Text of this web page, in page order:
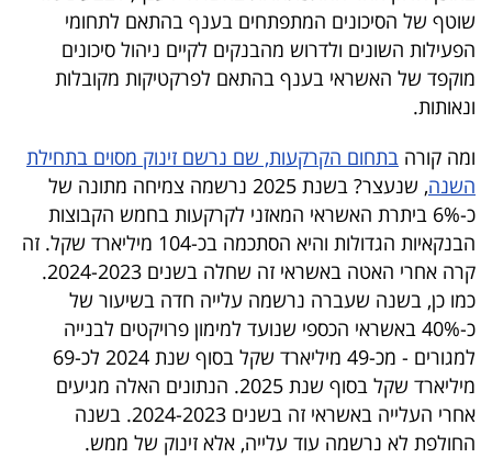
דרושים
ניוזלטרים
מייל
אדום
פרסמו
באייס
עקבו
שוטף של הסיכונים המתפתחים בענף בהתאם לתחומי
הפעילות השונים ולדרוש מהבנקים לקיים ניהול סיכונים
מוקפד של האשראי בענף בהתאם לפרקטיקות מקובלות
ונאותות.
ומה קורה בתחום הקרקעות, שם נרשם זינוק מסוים בתחילת
השנה
, שנעצר? בשנת 2025 נרשמה צמיחה מתונה של
כ-6% ביתרת האשראי המאזני לקרקעות בחמש הקבוצות
הבנקאיות הגדולות והיא הסתכמה בכ-104 מיליארד שקל. זה
קרה אחרי האטה באשראי זה שחלה בשנים 2024-2023.
כמו כן, בשנה שעברה נרשמה עלייה חדה בשיעור של
כ-40% באשראי הכספי שנועד למימון פרויקטים לבנייה
למגורים - מכ-49 מיליארד שקל בסוף שנת 2024 לכ-69
מיליארד שקל בסוף שנת 2025. הנתונים האלה מגיעים
אחרי העלייה באשראי זה בשנים 2024-2023. בשנה
החולפת לא נרשמה עוד עלייה, אלא זינוק של ממש.